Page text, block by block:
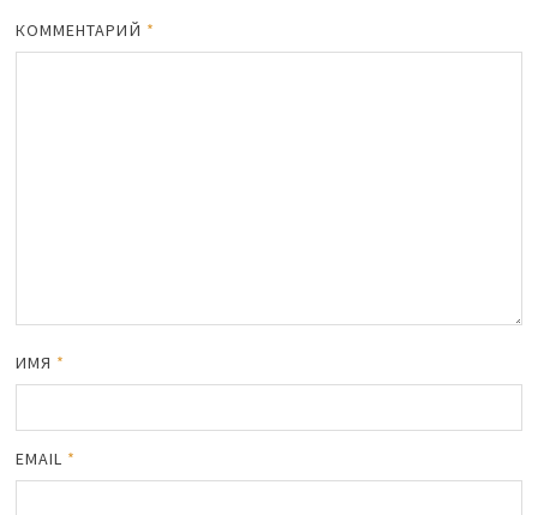
КОММЕНТАРИЙ *
ИМЯ *
EMAIL *